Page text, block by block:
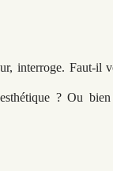
interroge. Faut-il
? Ou bien